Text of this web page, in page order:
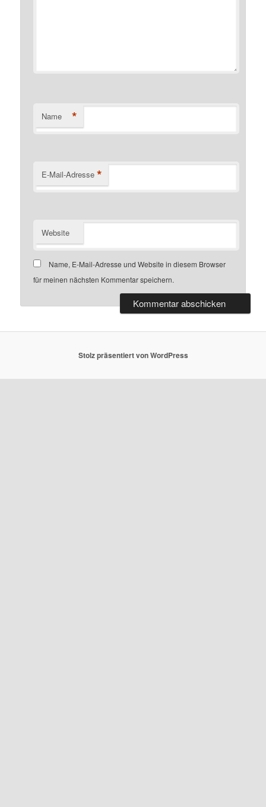
Name *
E-Mail-Adresse *
Website
Name, E-Mail-Adresse und Website in diesem Browser
für meinen nächsten Kommentar speichern.
Stolz präsentiert von WordPress